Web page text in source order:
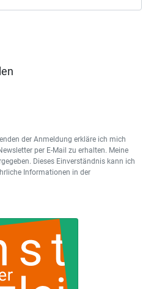
der Anmeldung erkläre ich mich
per E-Mail zu erhalten. Meine
Dieses Einverständnis kann ich
Informationen in der